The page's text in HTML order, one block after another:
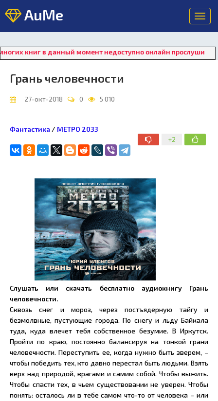
AuMe
книг в данный момент недоступно онлайн прослушивание.
Грань человечности
27-окт-2018 0 5 010
+2
Фантастика / МЕТРО 2033
Слушать или скачать бесплатно аудиокнигу Грань
человечности.
Сквозь снег и мороз, через постъядерную тайгу и
безмолвные, пустующие города. По снегу и льду Байкала
туда, куда влечет тебя собственное безумие. В Иркутск.
Пройти по краю, постоянно балансируя на тонкой грани
человечности. Переступить ее, когда нужно быть зверем, –
чтобы победить тех, кто давно перестал быть людьми. Взять
верх над природой, врагами и самим собой. Чтобы выжить.
Чтобы спасти тех, в чьем существовании не уверен. Чтобы
понять: осталось ли в тебе самом что-то от человека – или